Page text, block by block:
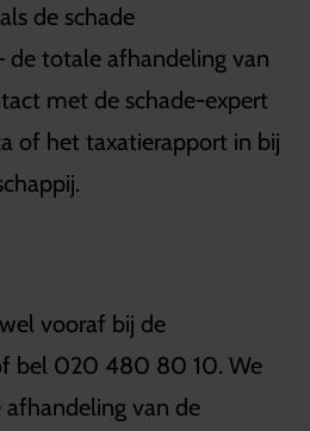
de schade
de totale afhandeling van
met de schade-expert
of het taxatierapport in bij
vooraf bij de
bel 020 480 80 10. We
afhandeling van de